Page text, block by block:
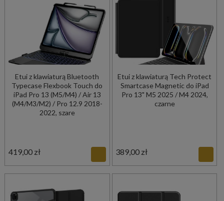
Etui z klawiaturą Bluetooth
Typecase Flexbook Touch do
iPad Pro 13 (M5/M4) / Air 13
(M4/M3/M2) / Pro 12.9 2018-
2022, szare
419,00 zł
Etui z klawiaturą Tech Protect
Smartcase Magnetic do iPad
Pro 13" M5 2025 / M4 2024,
czarne
389,00 zł